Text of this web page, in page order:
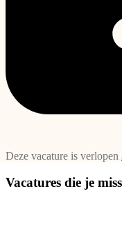
Deze vacature is verlopen
Vacatures die je